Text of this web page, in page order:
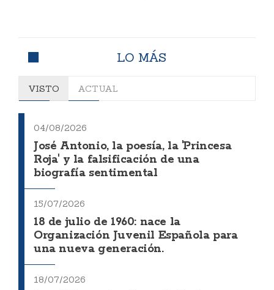
LO MÁS
VISTO ACTUAL
04/08/2026
José Antonio, la poesía, la 'Princesa
Roja' y la falsificación de una
biografía sentimental
15/07/2026
18 de julio de 1960: nace la
Organización Juvenil Española para
una nueva generación.
18/07/2026